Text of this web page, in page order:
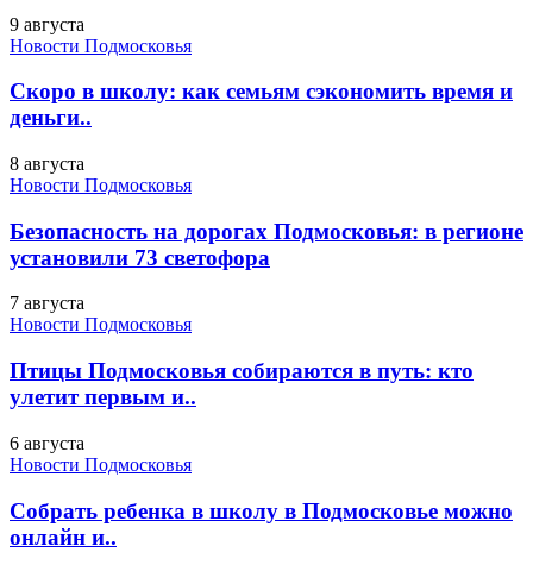
9 августа
Новости Подмосковья
Скоро в школу: как семьям сэкономить время и
деньги..
8 августа
Новости Подмосковья
Безопасность на дорогах Подмосковья: в регионе
установили 73 светофора
7 августа
Новости Подмосковья
Птицы Подмосковья собираются в путь: кто
улетит первым и..
6 августа
Новости Подмосковья
Собрать ребенка в школу в Подмосковье можно
онлайн и..